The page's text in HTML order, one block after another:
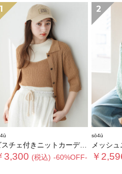
1
チェ付きニットカーディガン
3,300 (税込) -60%OFF-
2
sō4ū
メッシ
￥